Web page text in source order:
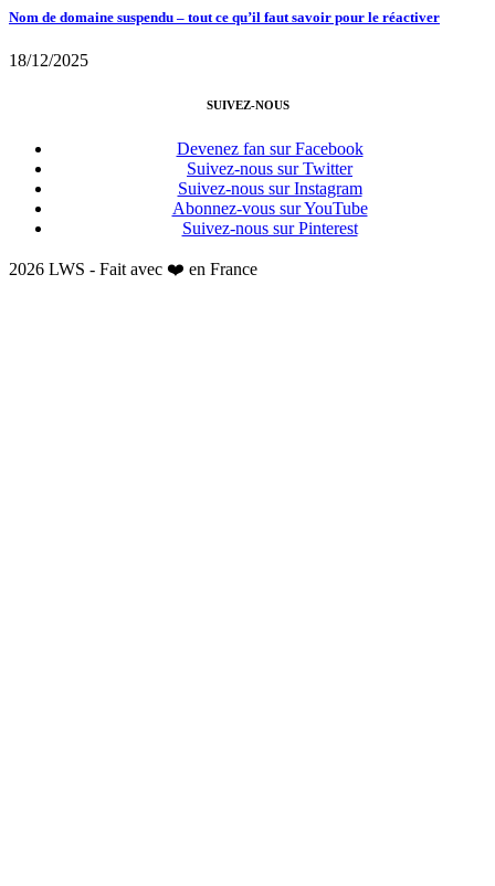
Nom de domaine suspendu – tout ce qu’il faut savoir pour le réactiver
18/12/2025
SUIVEZ-NOUS
Devenez fan sur Facebook
Suivez-nous sur Twitter
Suivez-nous sur Instagram
Abonnez-vous sur YouTube
Suivez-nous sur Pinterest
2026 LWS - Fait avec ❤️ en France